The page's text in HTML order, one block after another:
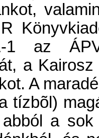
1 az
a
A
tízbõl)
a